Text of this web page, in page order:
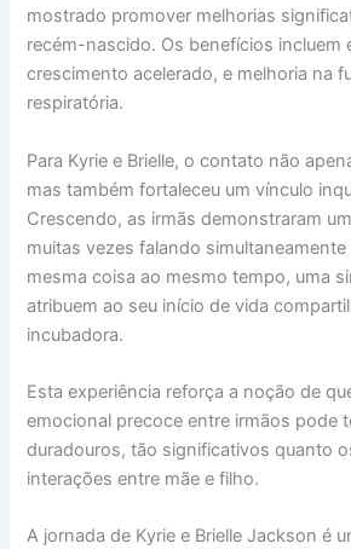
mostrado promover melhorias
recém-nascido. Os benefícios incluem
crescimento acelerado, e melhoria na
respiratória.
Para Kyrie e Brielle, o contato não
mas também fortaleceu um vínculo
Crescendo, as irmãs demonstraram
muitas vezes falando
mesma coisa ao mesmo tempo, uma
atribuem ao seu início de vida
incubadora.
Esta experiência reforça a noção de
emocional precoce entre irmãos pode
duradouros, tão significativos quanto
interações entre mãe e filho.
A jornada de Kyrie e Brielle Jackson é